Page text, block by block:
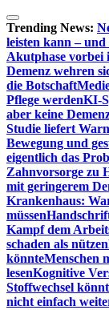
Zum
Inhalt
springen
Trending News:
leisten kann –
Akutphase vorbei
Demenz wehren
die Botschaft
Pflege werdenKI-
aber keine
Studie liefert
Bewegung und
eigentlich das
Zahnvorsorge zu
mit geringerem
Krankenhaus:
müssen
Kampf dem
schaden als nützen
könnteMenschen
lesenKognitive
Stoffwechsel
nicht einfach